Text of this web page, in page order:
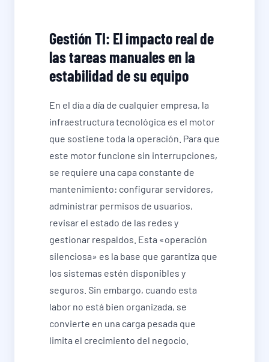
Gestión TI: El impacto real de
las tareas manuales en la
estabilidad de su equipo
En el día a día de cualquier empresa, la
infraestructura tecnológica es el motor
que sostiene toda la operación. Para que
este motor funcione sin interrupciones,
se requiere una capa constante de
mantenimiento: configurar servidores,
administrar permisos de usuarios,
revisar el estado de las redes y
gestionar respaldos. Esta «operación
silenciosa» es la base que garantiza que
los sistemas estén disponibles y
seguros. Sin embargo, cuando esta
labor no está bien organizada, se
convierte en una carga pesada que
limita el crecimiento del negocio.